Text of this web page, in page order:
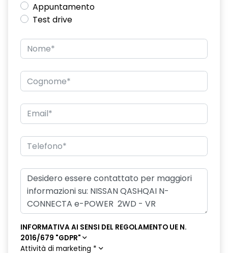
Appuntamento
Test drive
INFORMATIVA AI SENSI DEL REGOLAMENTO UE N.
2016/679 "GDPR"
Attività di marketing *